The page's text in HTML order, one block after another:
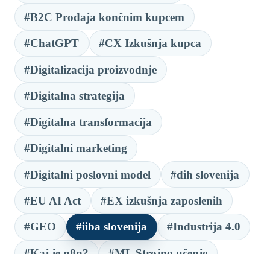
#B2C Prodaja končnim kupcem
#ChatGPT #CX Izkušnja kupca
#Digitalizacija proizvodnje
#Digitalna strategija
#Digitalna transformacija
#Digitalni marketing
#Digitalni poslovni model #dih slovenija
#EU AI Act #EX izkušnja zaposlenih
#GEO #iiba slovenija #Industrija 4.0